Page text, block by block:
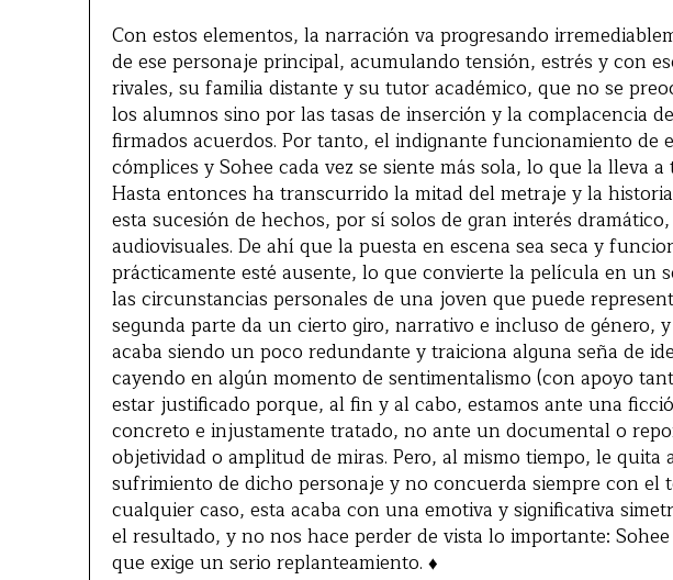
Con estos elementos, la narración va progresando
de ese personaje principal, acumulando tensión, estrés y con
rivales, su familia distante y su tutor académico, que no se
los alumnos sino por las tasas de inserción y la complacencia
firmados acuerdos. Por tanto, el indignante funcionamiento de
cómplices y Sohee cada vez se siente más sola, lo que la lleva
Hasta entonces ha transcurrido la mitad del metraje y la
esta sucesión de hechos, por sí solos de gran interés
audiovisuales. De ahí que la puesta en escena sea seca y
prácticamente esté ausente, lo que convierte la película en un
las circunstancias personales de una joven que puede
segunda parte da un cierto giro, narrativo e incluso de género,
acaba siendo un poco redundante y traiciona alguna seña de
cayendo en algún momento de sentimentalismo (con apoyo
estar justificado porque, al fin y al cabo, estamos ante una
concreto e injustamente tratado, no ante un documental o
objetividad o amplitud de miras. Pero, al mismo tiempo, le quita
sufrimiento de dicho personaje y no concuerda siempre con el
cualquier caso, esta acaba con una emotiva y significativa
el resultado, y no nos hace perder de vista lo importante:
que exige un serio replanteamiento. ♦